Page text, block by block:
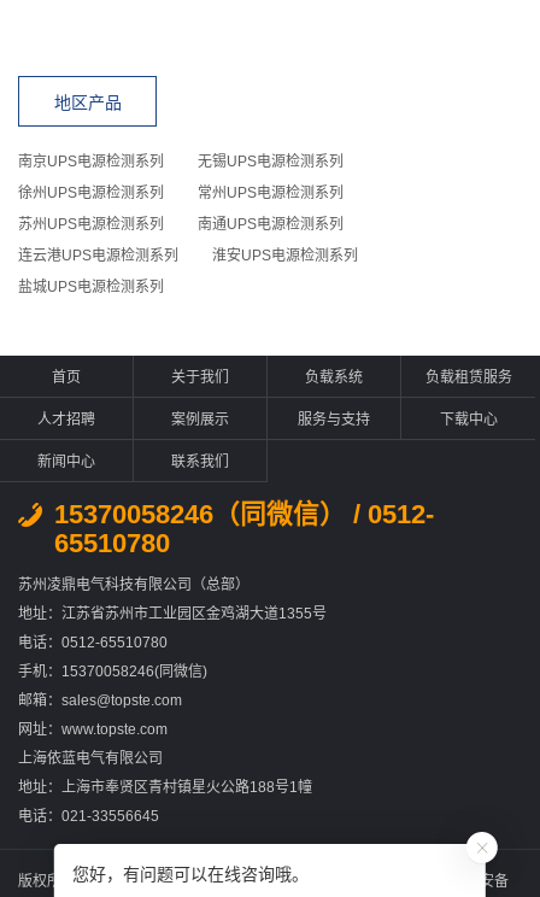
地区产品
南京UPS电源检测系列
无锡UPS电源检测系列
徐州UPS电源检测系列
常州UPS电源检测系列
苏州UPS电源检测系列
南通UPS电源检测系列
连云港UPS电源检测系列
淮安UPS电源检测系列
盐城UPS电源检测系列
首页 关于我们 负载系统 负载租赁服务
人才招聘 案例展示 服务与支持 下载中心
新闻中心 联系我们
15370058246（同微信） / 0512-
65510780
苏州凌鼎电气科技有限公司（总部）
地址：江苏省苏州市工业园区金鸡湖大道1355号
电话：0512-65510780
手机：15370058246(同微信)
邮箱：sales@topste.com
网址：www.topste.com
上海依蓝电气有限公司
地址：上海市奉贤区青村镇星火公路188号1幢
电话：021-33556645
版权所有：苏州凌鼎电气科技有限公司苏ICP备2022031867号-2 苏公网安备
您好，有问题可以在线咨询哦。